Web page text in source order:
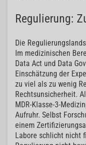
Regulierung:
Die
Im medizinischen
Data Act und Data
Einschätzung der
zu viel als zu wenig
Rechtsunsicherheit.
MDR-Klasse-3-
Aufruhr. Selbst
einem
Labore schlicht nicht